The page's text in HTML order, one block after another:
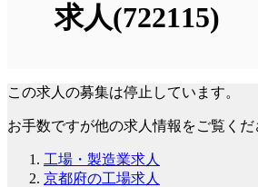
求人(722115)
この求人の募集は停止しています。
お手数ですが他の求人情報をご覧くだ
工場・製造業求人
京都府の工場求人